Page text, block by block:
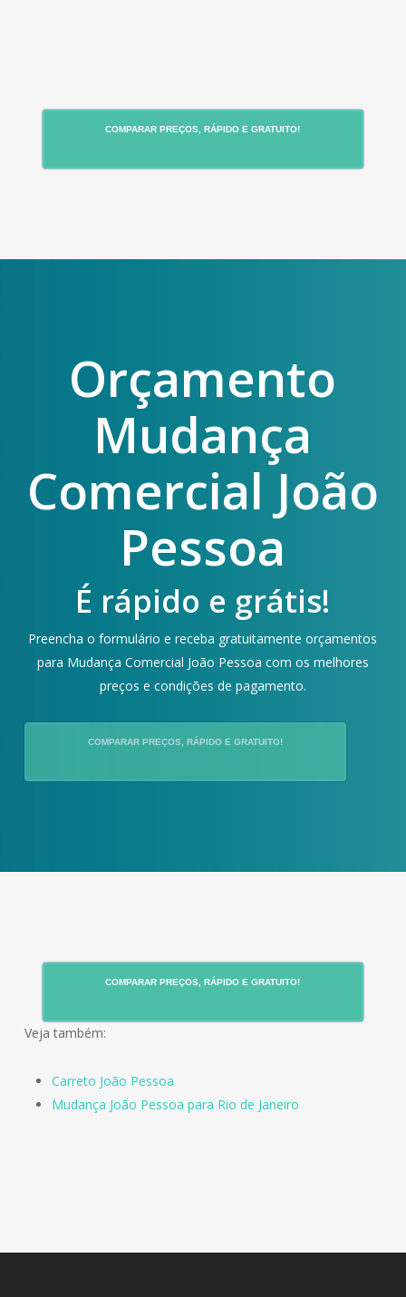
COMPARAR PREÇOS, RÁPIDO E GRATUITO!
Orçamento
Mudança
Comercial João
Pessoa
É rápido e grátis!
Preencha o formulário e receba gratuitamente orçamentos
para Mudança Comercial João Pessoa com os melhores
preços e condições de pagamento.
COMPARAR PREÇOS, RÁPIDO E GRATUITO!
COMPARAR PREÇOS, RÁPIDO E GRATUITO!
Veja também:
Carreto João Pessoa
Mudança João Pessoa para Rio de Janeiro